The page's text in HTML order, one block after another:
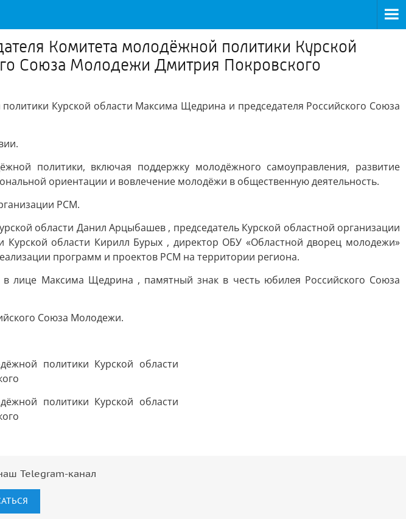
Комитета молодёжной политики Курской
Союза Молодежи Дмитрия Покровского
Курской области Максима Щедрина и председателя Российского Союза
политики, включая поддержку молодёжного самоуправления, развитие
ориентации и вовлечение молодёжи в общественную деятельность.
РСМ.
области Данил Арцыбашев , председатель Курской областной организации
области Кирилл Бурых , директор ОБУ «Областной дворец молодежи»
программ и проектов РСМ на территории региона.
лице Максима Щедрина , памятный знак в честь юбилея Российского Союза
Союза Молодежи.
Telegram-канал